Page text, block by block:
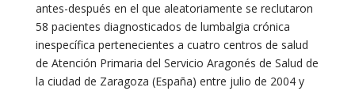
antes-después en el que aleatoriamente se reclutaron
58 pacientes diagnosticados de lumbalgia crónica
inespecífica pertenecientes a cuatro centros de salud
de Atención Primaria del Servicio Aragonés de Salud de
la ciudad de Zaragoza (España) entre julio de 2004 y